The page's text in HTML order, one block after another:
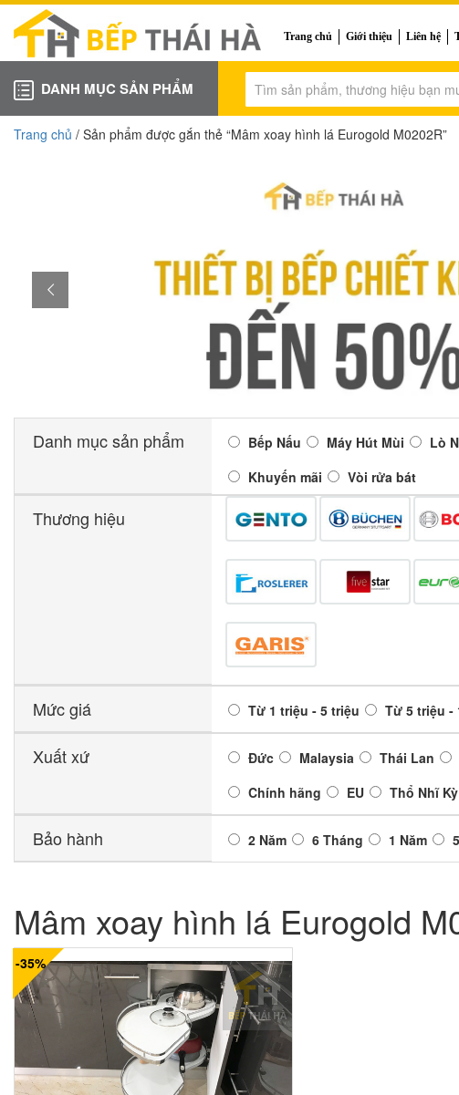
Trang chủ Giới thiệu Liên hệ
DANH MỤC SẢN PHẨM
Trang chủ / Sản phẩm được gắn thẻ “Mâm xoay hình lá Eurogold M0202R”
Danh mục sản phẩm Bếp Nấu Máy Hút Mùi Lò
Khuyến mãi
Vòi rửa bát
Thương hiệu
Mức giá Từ 1 triệu - 5 triệu Từ 5 triệu -
Xuất xứ Đức Malaysia Thái Lan
Chính hãng
EU Thổ Nhĩ Kỳ
Bảo hành 2 Năm 6 Tháng 1 Năm
Mâm xoay hình lá Eurogold
-35%